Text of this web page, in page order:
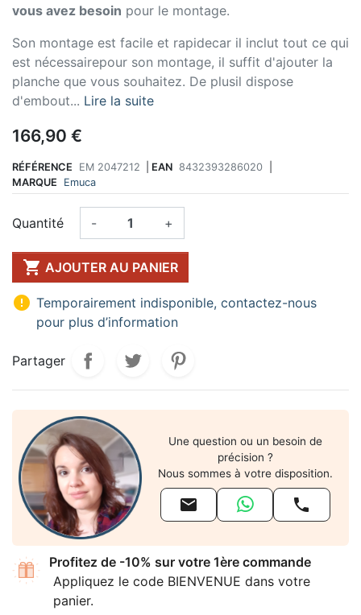
vous avez besoin pour le montage.
Son montage est facile et rapidecar il inclut tout ce qui
est nécessairepour son montage, il suffit d'ajouter la
planche que vous souhaitez. De plusil dispose
d'embout... Lire la suite
166,90 €
RÉFÉRENCE EM 2047212 EAN 8432393286020
MARQUE
Emuca
Quantité - +
 AJOUTER AU PANIER
 Temporairement indisponible, contactez-nous
pour plus d’information
Partager
Une question ou un besoin de
précision ?
Nous sommes à votre disposition.
 
Profitez de -10% sur votre 1ère commande
Appliquez le code BIENVENUE dans votre
panier.